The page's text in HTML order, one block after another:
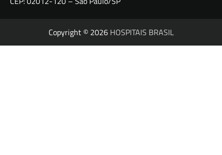
Copyright © 2026 HOSPITAIS BRASIL